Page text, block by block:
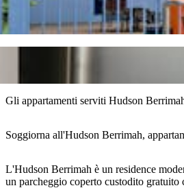
Gli appartamenti serviti Hudson
Soggiorna all'Hudson Berrimah,
L'Hudson Berrimah è un residence
un parcheggio coperto custodito